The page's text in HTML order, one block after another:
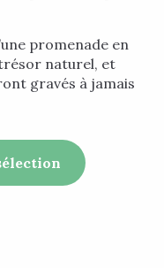
promenade en
naturel, et
gravés à jamais